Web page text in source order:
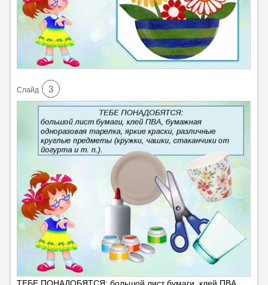
Cлайд 3
ТЕБЕ ПОНАДОБЯТСЯ: большой лист бумаги, клей ПВА,